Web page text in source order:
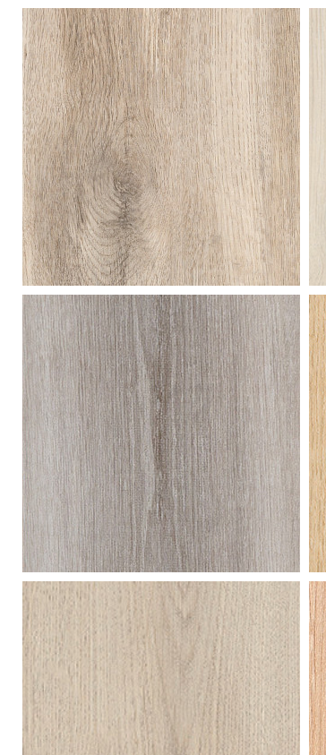
gebrande
zomereik
moeraseik
gerookt
essen
midden